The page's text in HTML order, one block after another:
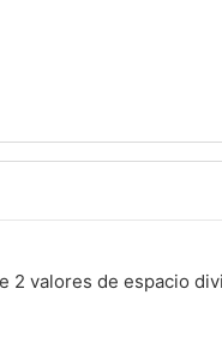
2 valores de espacio